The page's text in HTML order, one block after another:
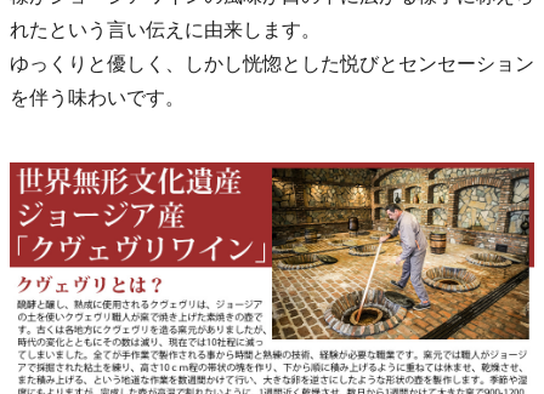
れたという言い伝えに由来します。
ゆっくりと優しく、しかし恍惚とした悦びとセンセーション
を伴う味わいです。